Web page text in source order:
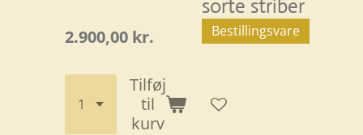
sorte striber
Bestillingsvare
2.900,00 kr.
Tilføj
til
kurv